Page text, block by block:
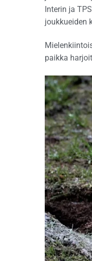
Interin ja
joukkueiden
paikka